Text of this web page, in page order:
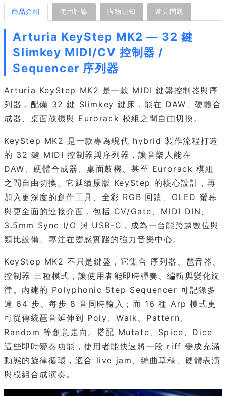
商品介紹 使用評論 購物須知 常見問題
Arturia KeyStep MK2 — 32 鍵
Slimkey MIDI/CV 控制器 /
Sequencer 序列器
Arturia KeyStep MK2 是一款 MIDI 鍵盤控制器與序
列器，配備 32 鍵 Slimkey 鍵床，能在 DAW、硬體合
成器、桌面鼓機與 Eurorack 模組之間自由切換。
KeyStep MK2 是一款專為現代 hybrid 製作流程打造
的 32 鍵 MIDI 控制器與序列器，讓音樂人能在
DAW、硬體合成器、桌面鼓機、甚至 Eurorack 模組
之間自由切換。它延續原版 KeyStep 的核心設計，再
加入更深度的創作工具、全彩 RGB 回饋、OLED 螢幕
與更全面的連接介面，包括 CV/Gate、MIDI DIN、
3.5mm Sync I/O 與 USB-C，成為一台能跨越數位與
類比設備、專注在靈感實踐的強力音樂中心。
KeyStep MK2 不只是鍵盤，它集合 序列器、琶音器、
控制器 三種模式，讓使用者能即時彈奏、編輯與變化旋
律。內建的 Polyphonic Step Sequencer 可記錄多
達 64 步、每步 8 音同時輸入；而 16 種 Arp 模式更
可從傳統琶音延伸到 Poly、Walk、Pattern、
Random 等創意走向。搭配 Mutate、Spice、Dice
這些即時變奏功能，使用者能快速將一段 riff 變成充滿
動態的旋律循環，適合 live jam、編曲草稿、硬體表演
與模組合成演奏。